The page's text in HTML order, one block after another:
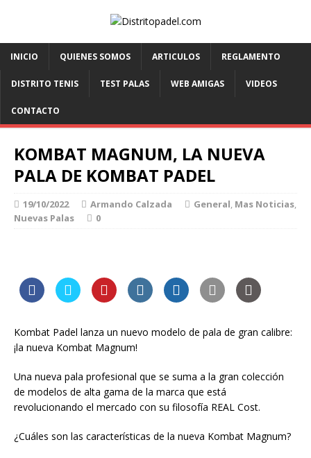
INICIO QUIENES SOMOS ARTICULOS REGLAMENTO
DISTRITO TENIS TEST PALAS WEB AMIGAS VIDEOS
CONTACTO
KOMBAT MAGNUM, LA NUEVA
PALA DE KOMBAT PADEL
19/10/2022 Armando Calzada General, Mas Noticias,
Nuevas Palas
0
Kombat Padel lanza un nuevo modelo de pala de gran calibre:
¡la nueva Kombat Magnum!
Una nueva pala profesional que se suma a la gran colección
de modelos de alta gama de la marca que está
revolucionando el mercado con su filosofía REAL Cost.
¿Cuáles son las características de la nueva Kombat Magnum?